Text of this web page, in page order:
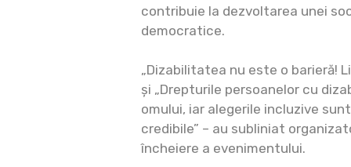
contribuie la dezvoltarea unei
democratice.
„Dizabilitatea nu este o barieră!
și „Drepturile persoanelor cu
omului, iar alegerile incluzive
credibile” – au subliniat
încheiere a evenimentului.